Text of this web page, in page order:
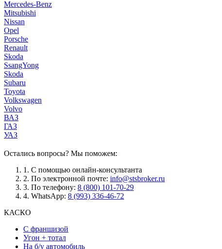
Mercedes-Benz
Mitsubishi
Nissan
Opel
Porsche
Renault
Skoda
SsangYong
Skoda
Subaru
Toyota
Volkswagen
Volvo
ВАЗ
ГАЗ
УАЗ
Остались вопросы? Мы поможем:
1. С помощью онлайн-консультанта
2. По электронной почте: info@stsbroker.ru
3. По телефону: 8 (800) 101-70-29
4. WhatsApp: 8 (993) 336-46-72
КАСКО
С франшизой
Угон + тотал
На б/у автомобиль